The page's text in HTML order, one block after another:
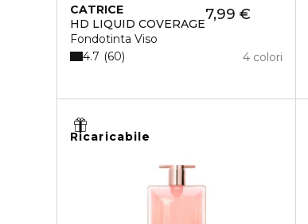
CATRICE
HD LIQUID COVERAGE
Fondotinta Viso
7,99 €
4 colori
4.7 60
Ricaricabile